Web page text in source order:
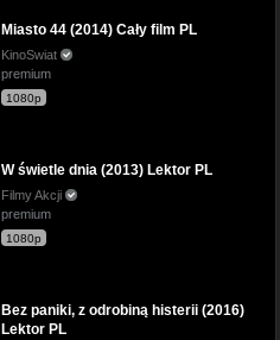
Miasto 44 (2014) Cały film PL
KinoSwiat
premium
1080p
W świetle dnia (2013) Lektor PL
Filmy Akcji
premium
1080p
Bez paniki, z odrobiną histerii (2016)
Lektor PL